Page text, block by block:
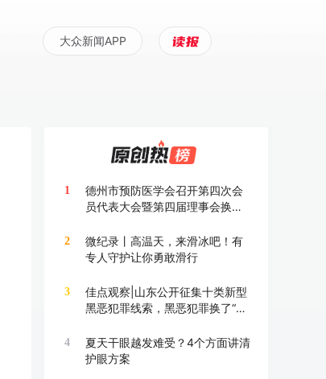
大众新闻APP
1
德州市预防医学会召开第四次会
员代表大会暨第四届理事会换届
2
微纪录丨高温天，来滑冰吧！有
专人守护让你勇敢滑行
3
佳点观察|山东公开征集十类新型
黑恶犯罪线索，黑恶犯罪换了“马
4
夏天干眼越发难受？4个方面讲清
护眼方案